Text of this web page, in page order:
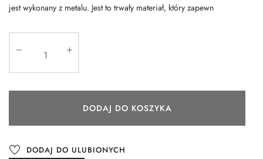
jest wykonany z metalu. Jest to trwały materiał, który zapewn
DODAJ DO KOSZYKA
DODAJ DO ULUBIONYCH